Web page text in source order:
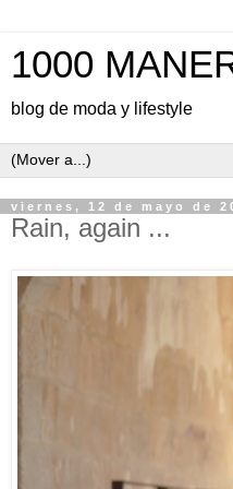
1000
blog de moda y lifestyle
viernes, 12 de mayo de
Rain, again ...